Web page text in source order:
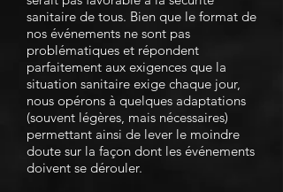
sanitaire de tous. Bien que le format de
nos événements ne sont pas
problématiques et répondent
parfaitement aux exigences que la
situation sanitaire exige chaque jour,
nous opérons à quelques adaptations
(souvent légères, mais nécessaires)
permettant ainsi de lever le moindre
doute sur la façon dont les événements
doivent se dérouler.